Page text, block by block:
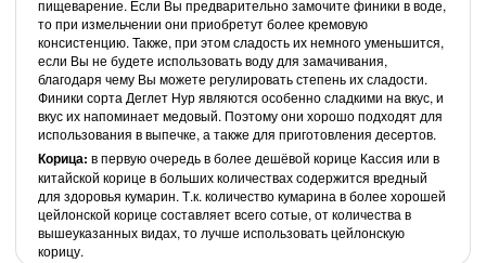
пищеварение. Если Вы предварительно замочите финики в воде,
то при измельчении они приобретут более кремовую
консистенцию. Также, при этом сладость их немного уменьшится,
если Вы не будете использовать воду для замачивания,
благодаря чему Вы можете регулировать степень их сладости.
Финики сорта Деглет Нур являются особенно сладкими на вкус, и
вкус их напоминает медовый. Поэтому они хорошо подходят для
использования в выпечке, а также для приготовления десертов.
Корица: в первую очередь в более дешёвой корице Кассия или в
китайской корице в больших количествах содержится вредный
для здоровья кумарин. Т.к. количество кумарина в более хорошей
цейлонской корице составляет всего сотые, от количества в
вышеуказанных видах, то лучше использовать цейлонскую
корицу.